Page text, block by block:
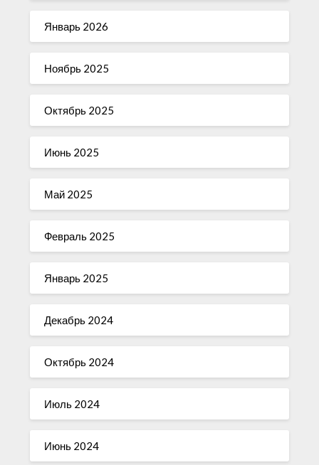
Январь 2026
Ноябрь 2025
Октябрь 2025
Июнь 2025
Май 2025
Февраль 2025
Январь 2025
Декабрь 2024
Октябрь 2024
Июль 2024
Июнь 2024